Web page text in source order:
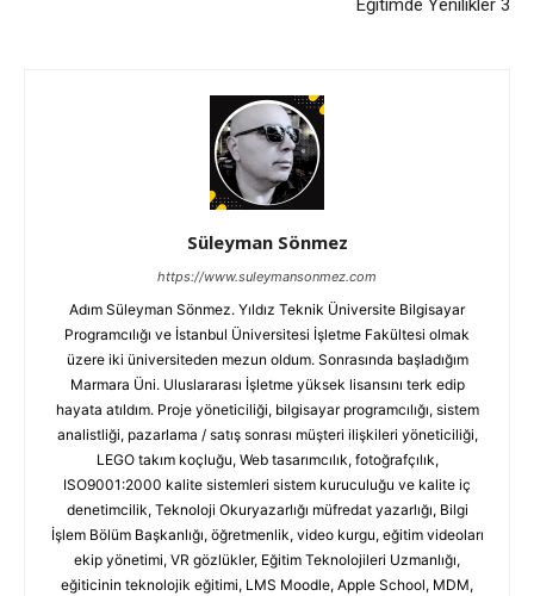
Eğitimde Yenilikler 3
Süleyman Sönmez
https://www.suleymansonmez.com
Adım Süleyman Sönmez. Yıldız Teknik Üniversite Bilgisayar
Programcılığı ve İstanbul Üniversitesi İşletme Fakültesi olmak
üzere iki üniversiteden mezun oldum. Sonrasında başladığım
Marmara Üni. Uluslararası İşletme yüksek lisansını terk edip
hayata atıldım. Proje yöneticiliği, bilgisayar programcılığı, sistem
analistliği, pazarlama / satış sonrası müşteri ilişkileri yöneticiliği,
LEGO takım koçluğu, Web tasarımcılık, fotoğrafçılık,
ISO9001:2000 kalite sistemleri sistem kuruculuğu ve kalite iç
denetimcilik, Teknoloji Okuryazarlığı müfredat yazarlığı, Bilgi
İşlem Bölüm Başkanlığı, öğretmenlik, video kurgu, eğitim videoları
ekip yönetimi, VR gözlükler, Eğitim Teknolojileri Uzmanlığı,
eğiticinin teknolojik eğitimi, LMS Moodle, Apple School, MDM,